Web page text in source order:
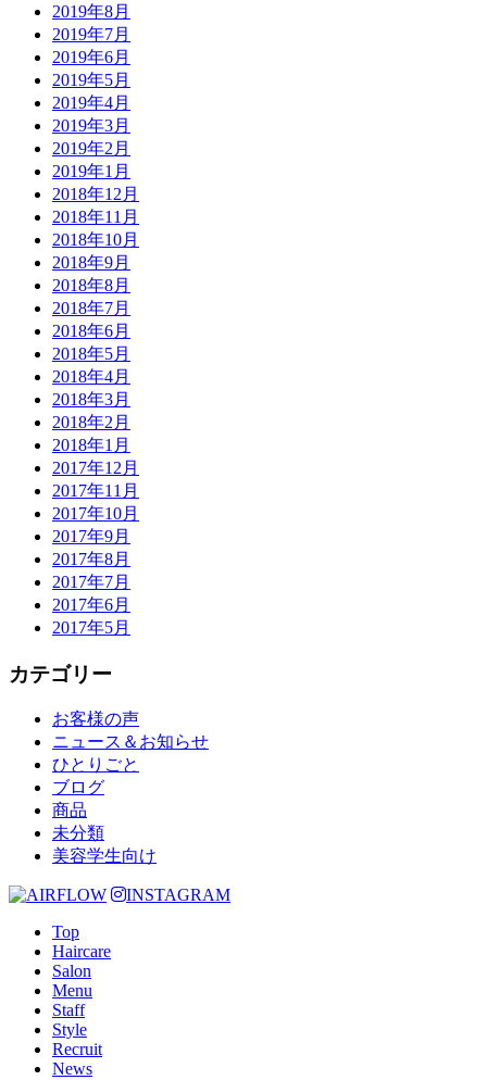
2019年8月
2019年7月
2019年6月
2019年5月
2019年4月
2019年3月
2019年2月
2019年1月
2018年12月
2018年11月
2018年10月
2018年9月
2018年8月
2018年7月
2018年6月
2018年5月
2018年4月
2018年3月
2018年2月
2018年1月
2017年12月
2017年11月
2017年10月
2017年9月
2017年8月
2017年7月
2017年6月
2017年5月
カテゴリー
お客様の声
ニュース＆お知らせ
ひとりごと
ブログ
商品
未分類
美容学生向け
INSTAGRAM
Top
Haircare
Salon
Menu
Staff
Style
Recruit
News